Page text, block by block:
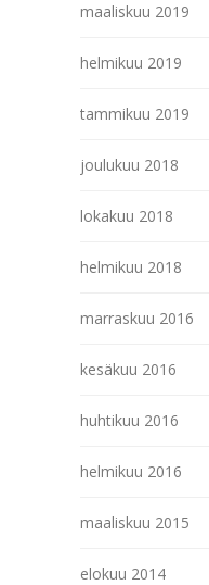
maaliskuu 2019
helmikuu 2019
tammikuu 2019
joulukuu 2018
lokakuu 2018
helmikuu 2018
marraskuu 2016
kesäkuu 2016
huhtikuu 2016
helmikuu 2016
maaliskuu 2015
elokuu 2014